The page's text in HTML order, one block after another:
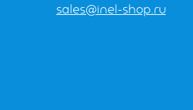
sales@inel-shop.ru